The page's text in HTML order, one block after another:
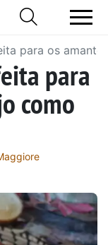
para os
para
como